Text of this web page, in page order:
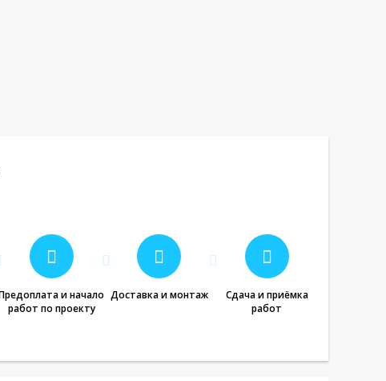
и начало
работ по проекту
Доставка и монтаж
Сдача и приёмка
работ